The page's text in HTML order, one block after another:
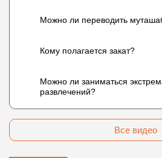
Можно ли переводить
Кому полагается закат?
Можно ли заниматься
развлечений?
Все видео